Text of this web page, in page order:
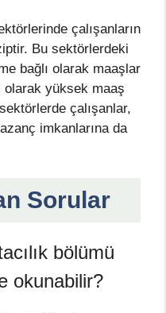
çalışanların
Bu sektörlerdeki
bağlı olarak maaşlar
yüksek maaş
çalışanlar,
imkanlarına da
Sorular
bölümü
okunabilir?